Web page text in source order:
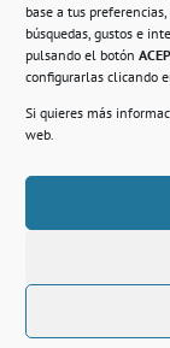
base a tus
búsquedas, gustos e
pulsando el botón
configurarlas clicando
Si quieres más
web.
Política de
© 2021.